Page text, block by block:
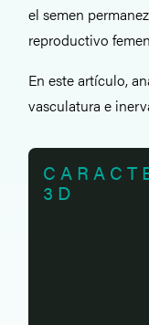
el semen
reproductivo
En este artículo,
vasculatura e
3D